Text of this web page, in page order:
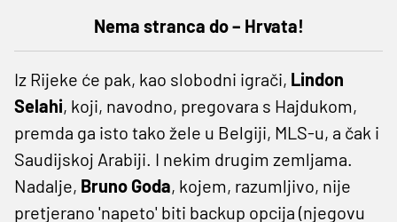
Nema stranca do – Hrvata!
Iz Rijeke će pak, kao slobodni igrači, Lindon
Selahi, koji, navodno, pregovara s Hajdukom,
premda ga isto tako žele u Belgiji, MLS-u, a čak i
Saudijskoj Arabiji. I nekim drugim zemljama.
Nadalje, Bruno Goda, kojem, razumljivo, nije
pretjerano 'napeto' biti backup opcija (njegovu